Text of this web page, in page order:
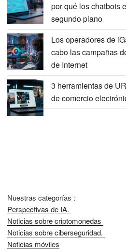
por qué los chatbots
segundo plano
Los operadores de
cabo las campañas
de Internet
3 herramientas de
de comercio
Nuestras categorías :
Perspectivas de IA.
Noticias sobre criptomonedas
Noticias sobre ciberseguridad.
Noticias móviles